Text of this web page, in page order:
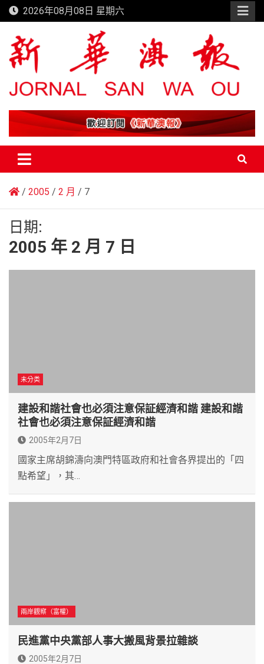
Skip
to
content
2026年08月08日 星期六
新華澳報
2005 2 月 7
日期:
2005 年 2 月 7 日
未分类
建設和諧社會也必須注意保証經濟和諧 建設和諧
社會也必須注意保証經濟和諧
2005年2月7日
國家主席胡錦濤向澳門特區政府和社會各界提出的「四
點希望」，其…
兩岸觀察（富權）
民進黨中央黨部人事大搬風背景拉雜談
2005年2月7日